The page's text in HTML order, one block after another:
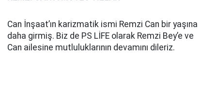
Can İnşaat’ın karizmatik ismi Remzi Can bir yaşına
daha girmiş. Biz de PS LİFE olarak Remzi Bey’e ve
Can ailesine mutluluklarının devamını dileriz.